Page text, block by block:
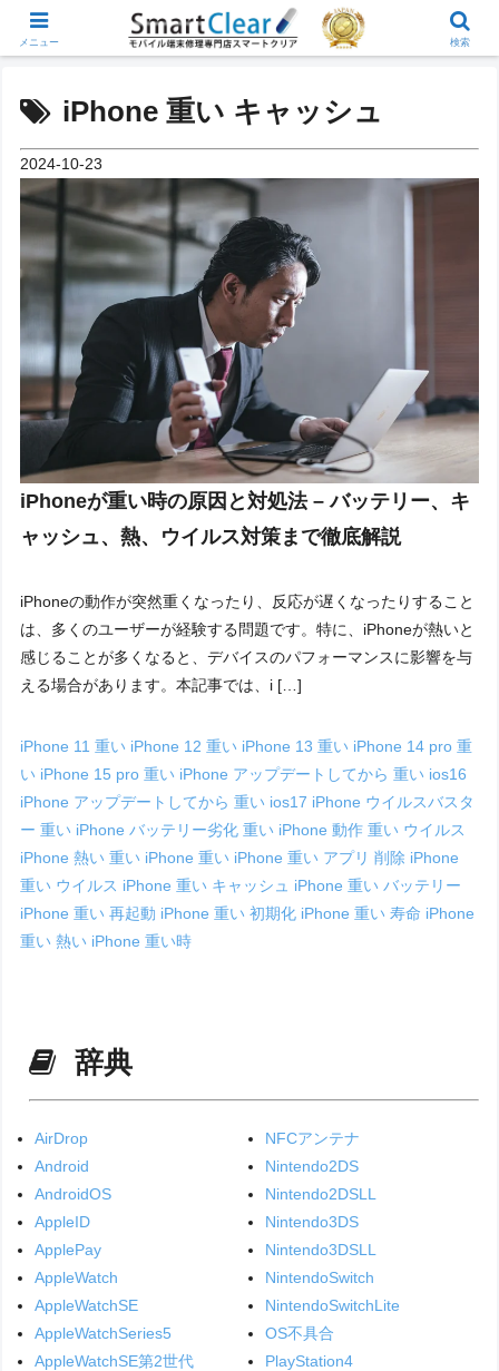
iPhone 重い キャッシュ
2024-10-23
iPhoneが重い時の原因と対処法 – バッテリー、キ
ャッシュ、熱、ウイルス対策まで徹底解説
iPhoneの動作が突然重くなったり、反応が遅くなったりすること
は、多くのユーザーが経験する問題です。特に、iPhoneが熱いと
感じることが多くなると、デバイスのパフォーマンスに影響を与
える場合があります。本記事では、i […]
iPhone 11 重い iPhone 12 重い iPhone 13 重い iPhone 14 pro 重
い iPhone 15 pro 重い iPhone アップデートしてから 重い ios16
iPhone アップデートしてから 重い ios17 iPhone ウイルスバスタ
ー 重い iPhone バッテリー劣化 重い iPhone 動作 重い ウイルス
iPhone 熱い 重い iPhone 重い iPhone 重い アプリ 削除 iPhone
重い ウイルス iPhone 重い キャッシュ iPhone 重い バッテリー
iPhone 重い 再起動 iPhone 重い 初期化 iPhone 重い 寿命 iPhone
重い 熱い iPhone 重い時
辞典
AirDrop
Android
AndroidOS
AppleID
ApplePay
AppleWatch
AppleWatchSE
AppleWatchSeries5
AppleWatchSE第2世代
NFCアンテナ
Nintendo2DS
Nintendo2DSLL
Nintendo3DS
Nintendo3DSLL
NintendoSwitch
NintendoSwitchLite
OS不具合
PlayStation4
メニュー 検索